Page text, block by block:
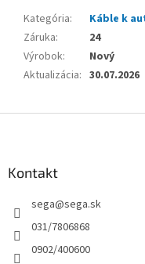
Kategória:
Káble k
Záruka:
24
Výrobok:
Nový
Aktualizácia: 30.07.2026
Kontakt
sega@sega.sk
031/7806868
0902/400600